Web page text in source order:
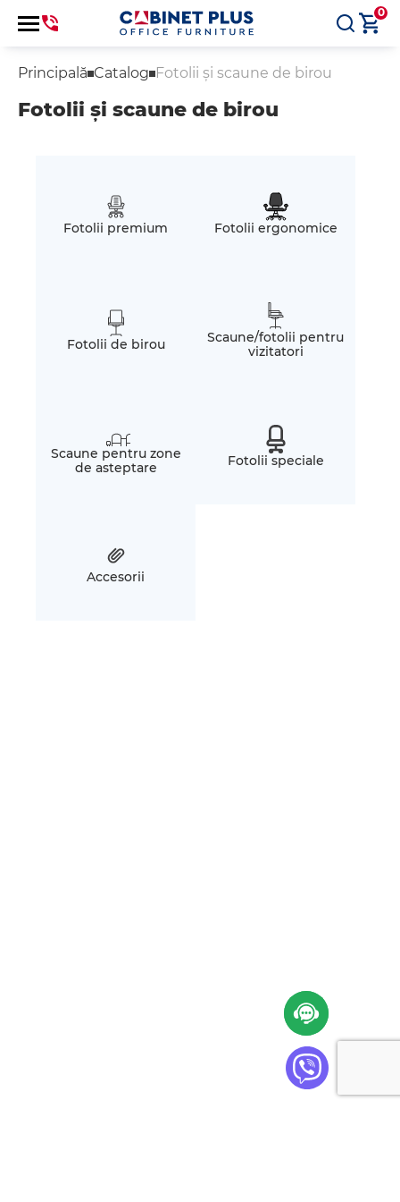
0
Principală Catalog Fotolii și scaune de birou
Fotolii și scaune de birou
Fotolii premium Fotolii ergonomice
Fotolii de birou
Scaune/fotolii pentru
vizitatori
Scaune pentru zone
de asteptare
Fotolii speciale
Accesorii